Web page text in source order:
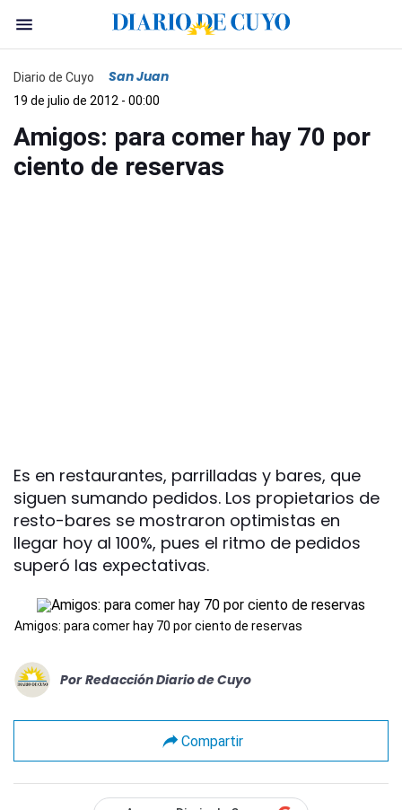
Diario de Cuyo San Juan
19 de julio de 2012 - 00:00
Amigos: para comer hay 70 por
ciento de reservas
Es en restaurantes, parrilladas y bares, que
siguen sumando pedidos. Los propietarios de
resto-bares se mostraron optimistas en
llegar hoy al 100%, pues el ritmo de pedidos
superó las expectativas.
Amigos: para comer hay 70 por ciento de reservas
Por Redacción Diario de Cuyo
Compartir